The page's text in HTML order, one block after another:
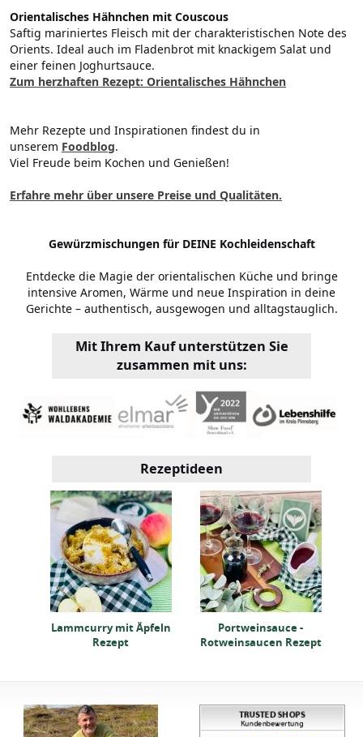
Orientalisches Hähnchen mit Couscous
Saftig mariniertes Fleisch mit der charakteristischen Note des
Orients. Ideal auch im Fladenbrot mit knackigem Salat und
einer feinen Joghurtsauce.
Zum herzhaften Rezept: Orientalisches Hähnchen
Mehr Rezepte und Inspirationen findest du in
unserem Foodblog.
Viel Freude beim Kochen und Genießen!
Erfahre mehr über unsere Preise und Qualitäten.
Gewürzmischungen für DEINE Kochleidenschaft
Entdecke die Magie der orientalischen Küche und bringe
intensive Aromen, Wärme und neue Inspiration in deine
Gerichte – authentisch, ausgewogen und alltagstauglich.
Mit Ihrem Kauf unterstützen Sie
zusammen mit uns:
Rezeptideen
Lammcurry mit Äpfeln
Rezept
Portweinsauce -
Rotweinsaucen Rezept